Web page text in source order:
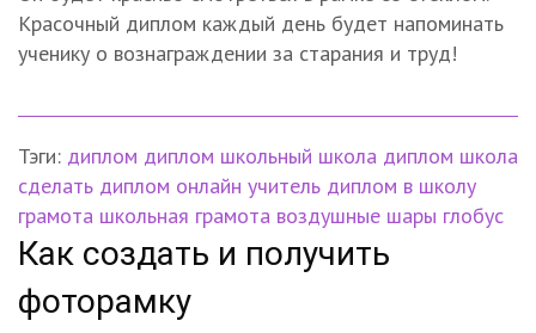
Красочный диплом каждый день будет напоминать
ученику о вознаграждении за старания и труд!
Тэги: диплом диплом школьный школа диплом школа
сделать диплом онлайн учитель диплом в школу
грамота школьная грамота воздушные шары глобус
Как создать и получить
фоторамку